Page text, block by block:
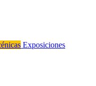
Exposiciones